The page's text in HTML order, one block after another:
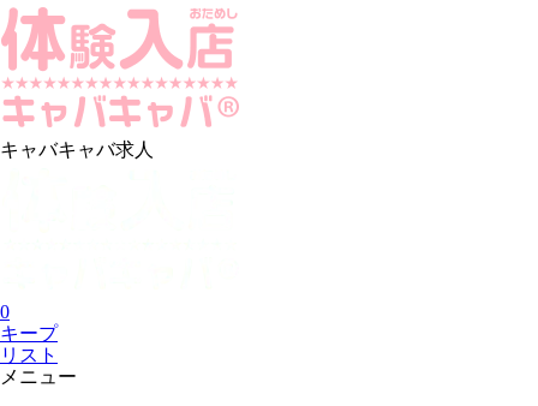
キャバキャバ求人
0
キープ
リスト
メニュー